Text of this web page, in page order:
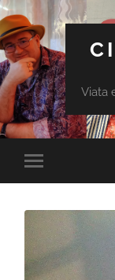
Viata
Toggle
mobile